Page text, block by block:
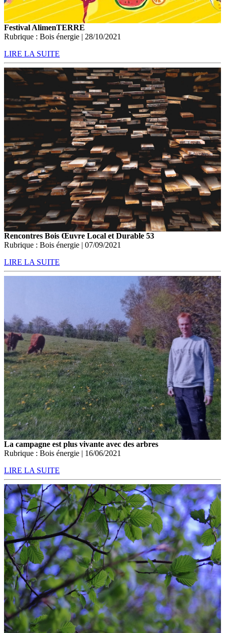
Festival AlimenTERRE
Rubrique : Bois énergie | 28/10/2021
LIRE LA SUITE
Rencontres Bois Œuvre Local et Durable 53
Rubrique : Bois énergie | 07/09/2021
LIRE LA SUITE
La campagne est plus vivante avec des arbres
Rubrique : Bois énergie | 16/06/2021
LIRE LA SUITE